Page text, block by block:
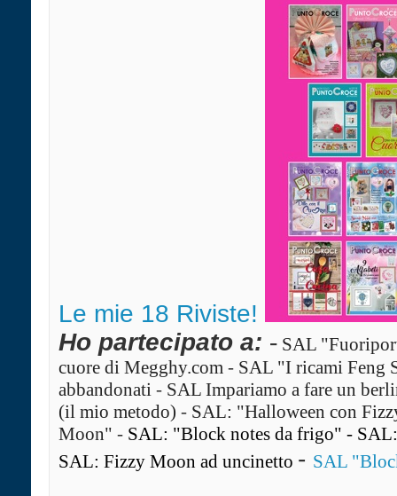
Le mie 18 Riviste!
Ho partecipato a: - SAL
cuore di Megghy.com - SAL "I ricami Feng
abbandonati - SAL Impariamo a fare un
(il mio metodo) - SAL: "Halloween con
Moon" - SAL: "Block notes da frigo" -
SAL: Fizzy Moon ad uncinetto - SAL